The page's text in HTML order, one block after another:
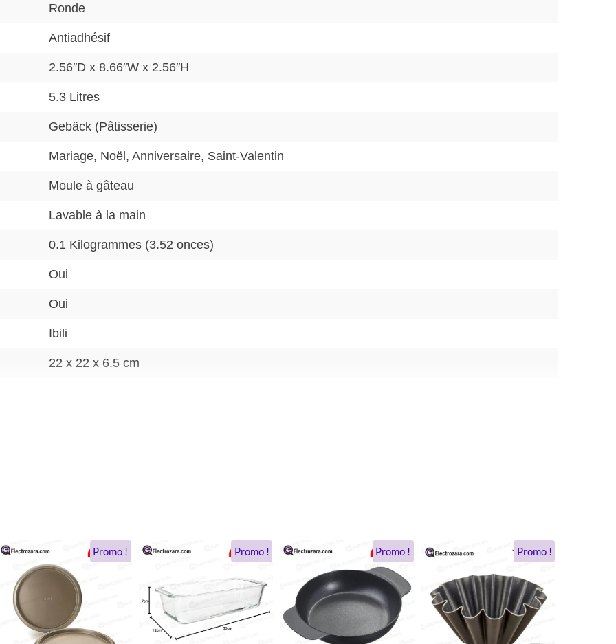
Ronde
Antiadhésif
2.56″D x 8.66″W x 2.56″H
5.3 Litres
Gebäck (Pâtisserie)
Mariage, Noël, Anniversaire, Saint-Valentin
Moule à gâteau
Lavable à la main
0.1 Kilogrammes (3.52 onces)
Oui
Oui
Ibili
22 x 22 x 6.5 cm
Promo !
initial
était :
159 DH.
Le
prix
Promo !
initial
était :
85 DH.
Le
prix
actuel
est :
75 DH.
Promo !
initial
était :
184 DH.
Le
prix
actuel
est :
134 DH.
Promo !
initial
était :
209 DH.
Le
prix
actuel
est :
115 DH.